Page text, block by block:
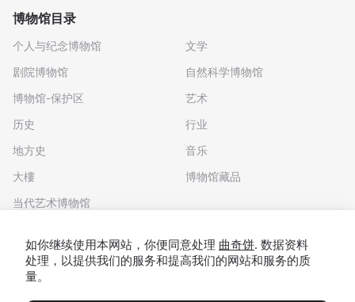
博物馆目录
个人与纪念博物馆
剧院博物馆
博物馆-保护区
历史
地方史
大樓
当代艺术博物馆
文学
自然科学博物馆
艺术
行业
音乐
博物馆藏品
如你继续使用本网站，你便同意处理 曲奇饼. 数据资料
处理，以提供我们的服务和提高我们的网站和服务的质
量。